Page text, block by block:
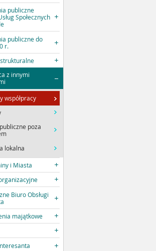
publiczne
Społecznych
publiczne do
r.
z innymi
współpracy
poza
lokalna
i Miasta
Biuro Obsługi
majątkowe